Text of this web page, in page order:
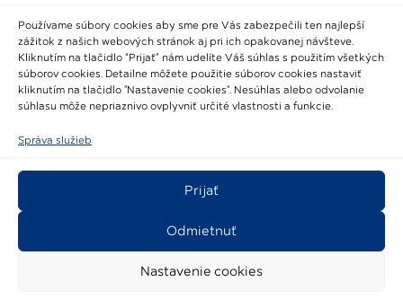
Používame súbory cookies aby sme pre Vás zabezpečili ten najlepší
zážitok z našich webových stránok aj pri ich opakovanej návšteve.
Kliknutím na tlačidlo “Prijať” nám udelíte Váš súhlas s použitím všetkých
súborov cookies. Detailne môžete použitie súborov cookies nastaviť
kliknutím na tlačidlo "Nastavenie cookies". Nesúhlas alebo odvolanie
súhlasu môže nepriaznivo ovplyvniť určité vlastnosti a funkcie.
Správa služieb
Prijať
Odmietnuť
Nastavenie cookies
Bádateľský poriadok
Knižničný a výpožičný poriadok
Všeobecné podmienky
2021-2024 © Národné osvetové centrum